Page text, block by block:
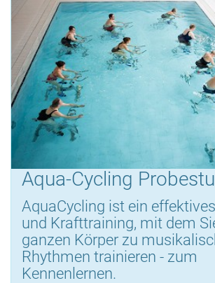
Aqua-Cycling
AquaCycling ist ein
und Krafttraining, mit dem
ganzen Körper zu
Rhythmen trainieren - zum
Kennenlernen.